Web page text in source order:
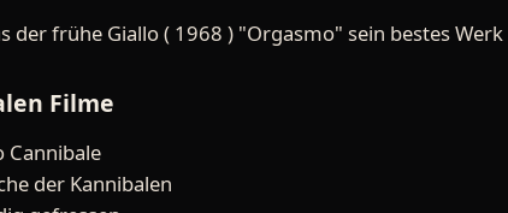
der frühe Giallo ( 1968 ) "Orgasmo" sein bestes
Filme
Cannibale
der Kannibalen